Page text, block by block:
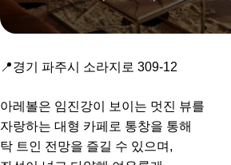
📍경기 파주시 소라지로 309-12
아레볼은 임진강이 보이는 멋진 뷰를
자랑하는 대형 카페로 통창을 통해
탁 트인 전망을 즐길 수 있으며,